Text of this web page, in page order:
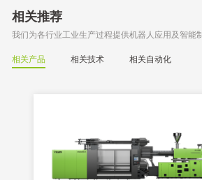
相关推荐
我们为各行业工业生产过程提供机器人应用及智能
相关产品 相关技术 相关自动化